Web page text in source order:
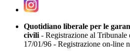
Quotidiano liberale per le
civili - Registrazione al Tribunale
17/01/96 - Registrazione on-line